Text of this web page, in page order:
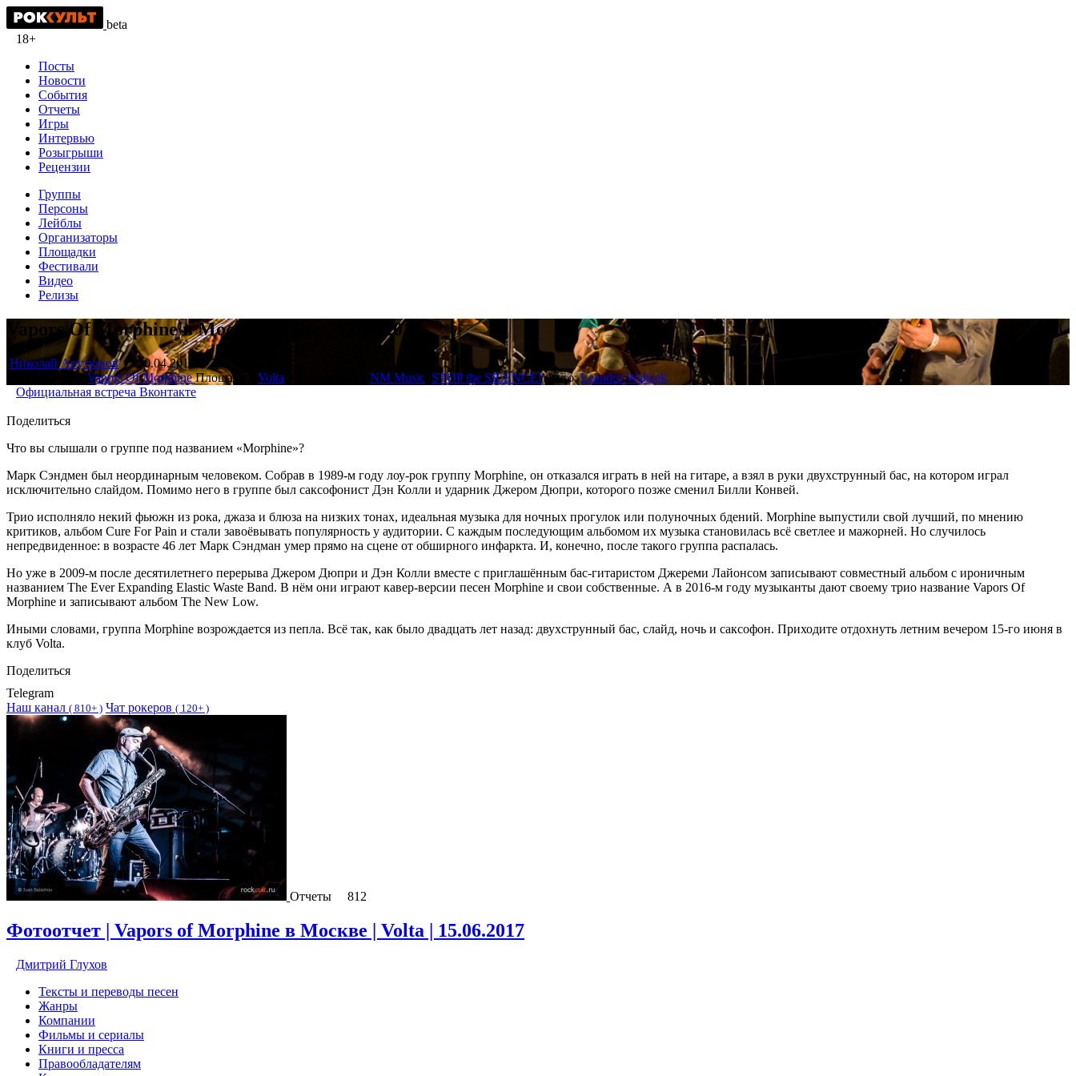
beta
18+
Посты
Новости
События
Отчеты
Игры
Интервью
Розыгрыши
Рецензии
Группы
Персоны
Лейблы
Организаторы
Площадки
Фестивали
Видео
Релизы
Vapors Of Morphine в Москве | Volta | 15.06.2017
Николай Арутюнов 20.04.2017
748
Исполнители: Vapors Of MorphineПлощадка: Volta NM Music STOP the SILENCE! Фото:Leandro Walicek
Официальная встреча Вконтакте
Поделиться
Что вы слышали о группе под названием «Morphine»?
Марк Сэндмен был неординарным человеком. Собрав в 1989-м году лоу-рок группу Morphine, он отказался играть в ней на гитаре, а взял в руки двухструнный бас, на котором играл
исключительно слайдом. Помимо него в группе был саксофонист Дэн Колли и ударник Джером Дюпри, которого позже сменил Билли Конвей.
Трио исполняло некий фьюжн из рока, джаза и блюза на низких тонах, идеальная музыка для ночных прогулок или полуночных бдений. Morphine выпустили свой лучший, по мнению
критиков, альбом Cure For Pain и стали завоёвывать популярность у аудитории. С каждым последующим альбомом их музыка становилась всё светлее и мажорней. Но случилось
непредвиденное: в возрасте 46 лет Марк Сэндман умер прямо на сцене от обширного инфаркта. И, конечно, после такого группа распалась.
Но уже в 2009-м после десятилетнего перерыва Джером Дюпри и Дэн Колли вместе с приглашённым бас-гитаристом Джереми Лайонсом записывают совместный альбом с ироничным
названием The Ever Expanding Elastic Waste Band. В нём они играют кавер-версии песен Morphine и свои собственные. А в 2016-м году музыканты дают своему трио название Vapors Of
Morphine и записывают альбом The New Low.
Иными словами, группа Morphine возрождается из пепла. Всё так, как было двадцать лет назад: двухструнный бас, слайд, ночь и саксофон. Приходите отдохнуть летним вечером 15-го июня в
клуб Volta.
Поделиться
Telegram
Наш канал ( 810+ ) Чат рокеров ( 120+ )
Отчеты 812
Фотоотчет | Vapors of Morphine в Москве | Volta | 15.06.2017
Дмитрий Глухов
Тексты и переводы песен
Жанры
Компании
Фильмы и сериалы
Книги и пресса
Правообладателям